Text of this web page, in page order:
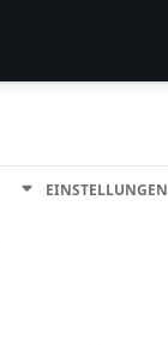
EINSTELLUNGEN